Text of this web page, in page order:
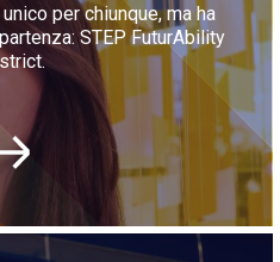
per chiunque, ma ha
STEP FuturAbility
Immagine